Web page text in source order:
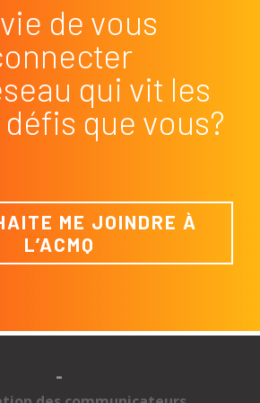
de vous
qui vit les
que vous?
ME JOINDRE À
L’ACMQ
-